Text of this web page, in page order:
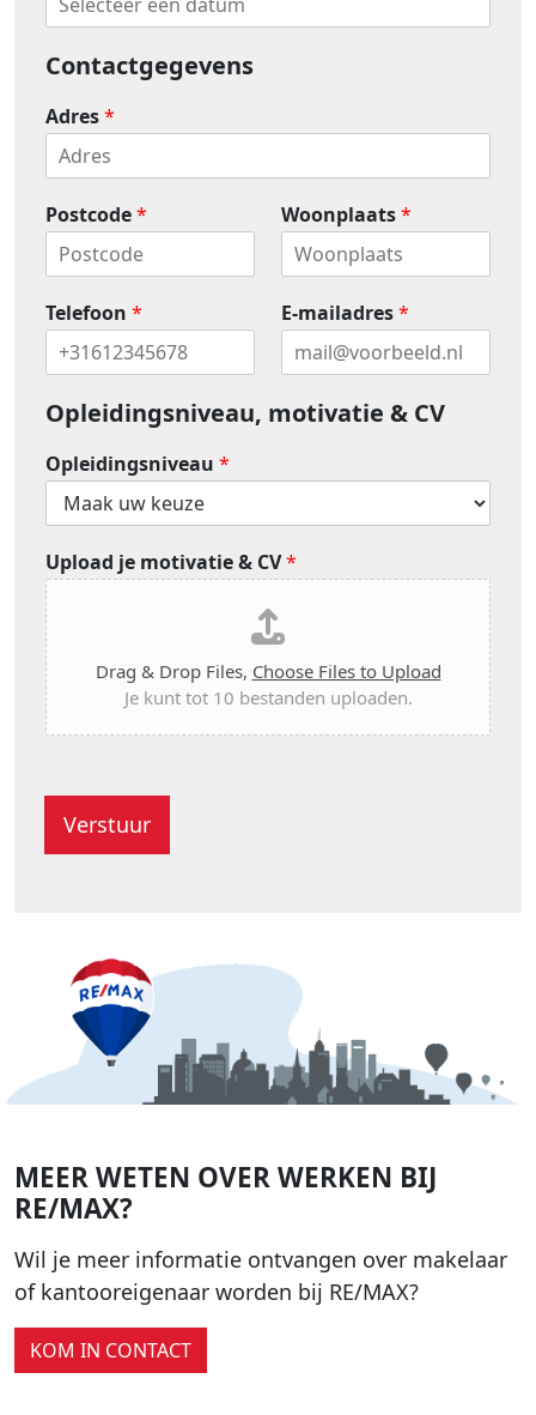
Contactgegevens
Adres*
Postcode* Woonplaats*
Telefoon * E-mailadres*
Opleidingsniveau, motivatie & CV
Opleidingsniveau *
Upload je motivatie & CV*
Drag & Drop Files, Choose Files to Upload
Je kunt tot 10 bestanden uploaden.
Verstuur
MEER WETEN OVER WERKEN BIJ
RE/MAX?
Wil je meer informatie ontvangen over makelaar
of kantooreigenaar worden bij RE/MAX?
KOM IN CONTACT